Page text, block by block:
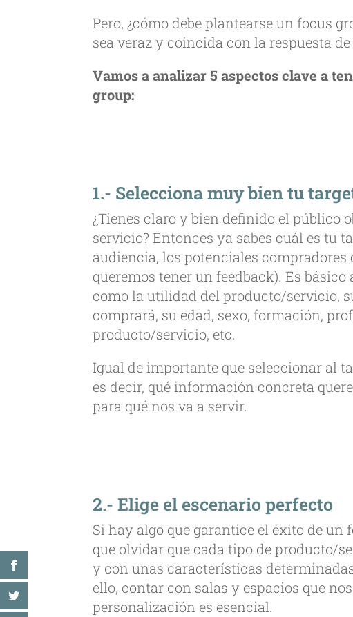
Pero, ¿cómo debe plantearse un focus
sea veraz y coincida con la respuesta
Vamos a analizar 5 aspectos clave a
group:
1.- Selecciona muy bien tu
¿Tienes claro y bien definido el público
servicio? Entonces ya sabes cuál es tu
audiencia, los potenciales
queremos tener un feedback). Es
como la utilidad del producto/servicio,
comprará, su edad, sexo, formación,
producto/servicio, etc.
Igual de importante que seleccionar al
es decir, qué información concreta
para qué nos va a servir.
2.- Elige el escenario perfecto
Si hay algo que garantice el éxito de un
que olvidar que cada tipo de producto/
y con unas características
ello, contar con salas y espacios que
personalización es esencial.